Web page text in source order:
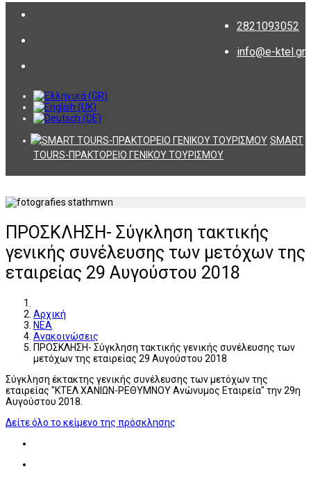
2821093052
info@e-ktel.gr
SMART
TOURS-ΠΡΑΚΤΟΡΕΙΟ ΓΕΝΙΚΟΥ ΤΟΥΡΙΣΜΟΥ
ΠΡΟΣΚΛΗΣΗ- Σύγκληση τακτικής
γενικής συνέλευσης των μετόχων της
εταιρείας 29 Αυγούστου 2018
Αρχική
ΝΕΑ
Ανακοινώσεις
ΠΡΟΣΚΛΗΣΗ- Σύγκληση τακτικής γενικής συνέλευσης των
μετόχων της εταιρείας 29 Αυγούστου 2018
Σύγκληση έκτακτης γενικής συνέλευσης των μετόχων της
εταιρείας "ΚΤΕΛ ΧΑΝΙΩΝ-ΡΕΘΥΜΝΟΥ Ανώνυμος Εταιρεία" την 29η
Αυγούστου 2018.
Δείτε όλο το κείμενο της πρόσκλησης